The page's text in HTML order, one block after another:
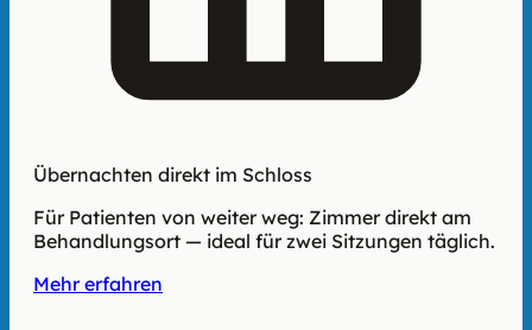
Übernachten direkt im Schloss
Für Patienten von weiter weg: Zimmer direkt am
Behandlungsort — ideal für zwei Sitzungen täglich.
Mehr erfahren